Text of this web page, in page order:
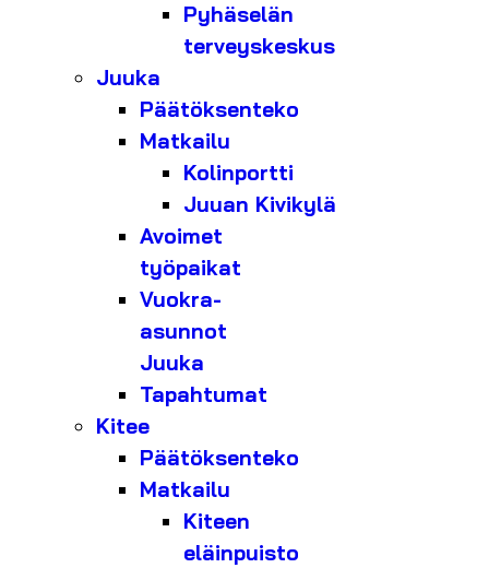
Pyhäselän
terveyskeskus
Juuka
Päätöksenteko
Matkailu
Kolinportti
Juuan Kivikylä
Avoimet
työpaikat
Vuokra-
asunnot
Juuka
Tapahtumat
Kitee
Päätöksenteko
Matkailu
Kiteen
eläinpuisto